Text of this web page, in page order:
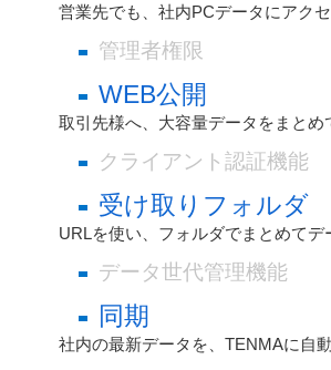
営業先でも、社内PCデータにアク
管理者権限
WEB公開
取引先様へ、大容量データをまとめ
クライアント認証機能
受け取りフォルダ
URLを使い、フォルダでまとめてデ
データ世代管理機能
同期
社内の最新データを、TENMAに自